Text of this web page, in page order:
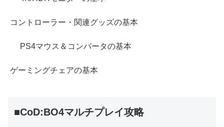
コントローラー・関連グッズの基本
PS4マウス＆コンバータの基本
ゲーミングチェアの基本
■CoD:BO4マルチプレイ攻略